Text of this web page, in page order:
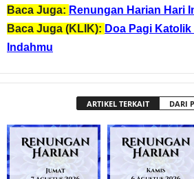
Baca Juga: Renungan Harian Hari
Baca Juga (KLIK): Doa Pagi
Indahmu
ARTIKEL TERKAIT DARI